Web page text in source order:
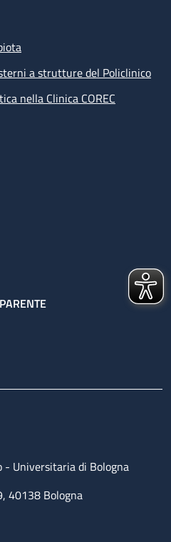
a strutture del Policlinico
nella Clinica COREC
- Universitaria di Bologna
40138 Bologna